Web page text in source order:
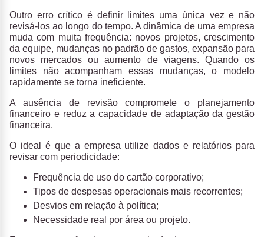
Outro erro crítico é definir limites uma única vez e não
revisá-los ao longo do tempo. A dinâmica de uma empresa
muda com muita frequência: novos projetos, crescimento
da equipe, mudanças no padrão de gastos, expansão para
novos mercados ou aumento de viagens. Quando os
limites não acompanham essas mudanças, o modelo
rapidamente se torna ineficiente.
A ausência de revisão compromete o planejamento
financeiro e reduz a capacidade de adaptação da gestão
financeira.
O ideal é que a empresa utilize dados e relatórios para
revisar com periodicidade:
Frequência de uso do cartão corporativo;
Tipos de despesas operacionais mais recorrentes;
Desvios em relação à política;
Necessidade real por área ou projeto.